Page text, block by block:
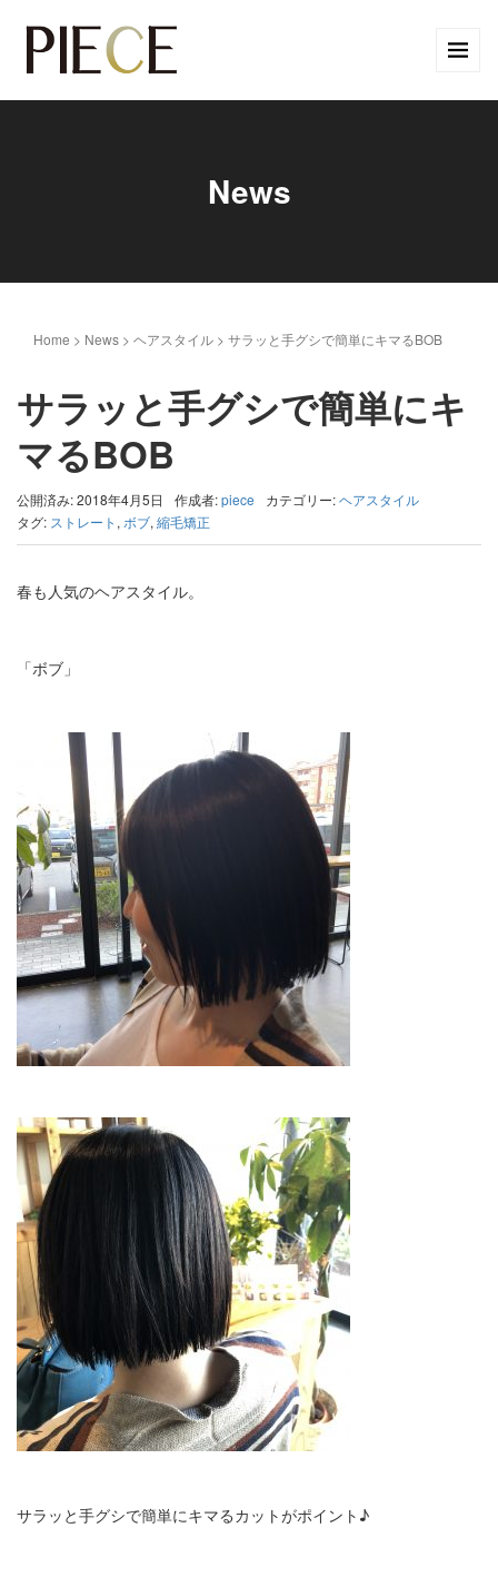
News
Home > News > ヘアスタイル > サラッと手グシで簡単にキマるBOB
サラッと手グシで簡単にキ
マるBOB
公開済み: 2018年4月5日 作成者:piece カテゴリー:ヘアスタイル
タグ: ストレート , ボブ, 縮毛矯正
春も人気のヘアスタイル。
「ボブ」
サラッと手グシで簡単にキマるカットがポイント♪